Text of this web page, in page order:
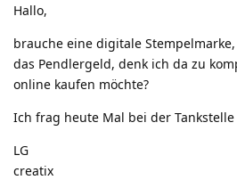
Hallo,
brauche eine digitale
das Pendlergeld, denk ich da zu
online kaufen möchte?
Ich frag heute Mal bei der
LG
creatix